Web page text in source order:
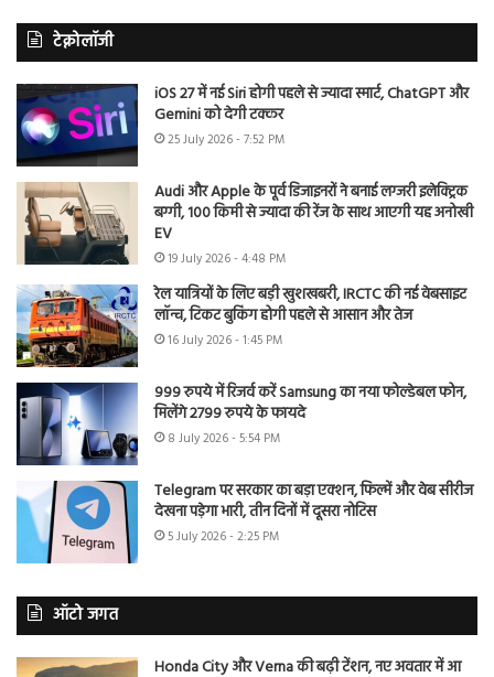
टेक्नोलॉजी
iOS 27 में नई Siri होगी पहले से ज्यादा स्मार्ट, ChatGPT और
Gemini को देगी टक्कर
25 July 2026 - 7:52 PM
Audi और Apple के पूर्व डिजाइनरों ने बनाई लग्जरी इलेक्ट्रिक
बग्गी, 100 किमी से ज्यादा की रेंज के साथ आएगी यह अनोखी
EV
19 July 2026 - 4:48 PM
रेल यात्रियों के लिए बड़ी खुशखबरी, IRCTC की नई वेबसाइट
लॉन्च, टिकट बुकिंग होगी पहले से आसान और तेज
16 July 2026 - 1:45 PM
999 रुपये में रिजर्व करें Samsung का नया फोल्डेबल फोन,
मिलेंगे 2799 रुपये के फायदे
8 July 2026 - 5:54 PM
Telegram पर सरकार का बड़ा एक्शन, फिल्में और वेब सीरीज
देखना पड़ेगा भारी, तीन दिनों में दूसरा नोटिस
5 July 2026 - 2:25 PM
ऑटो जगत
Honda City और Verna की बढ़ी टेंशन, नए अवतार में आ